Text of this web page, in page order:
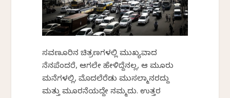
ಸವಣೂರಿನ ಚಿತ್ರಣಗಳಲ್ಲಿ ಮುಖ್ಯವಾದ
ನೆನಪೆಂದರೆ, ಆಗಲೇ ಹೇಳಿದ್ದೆನಲ್ಲ, ಆ ಮೂರು
ಮನೆಗಳಲ್ಲಿ, ಮೊದಲೆರೆಡು ಮುಸಲ್ಮಾನರದ್ದು
ಮತ್ತು ಮೂರನೆಯದ್ದೇ ನಮ್ಮದು. ಉತ್ತರ